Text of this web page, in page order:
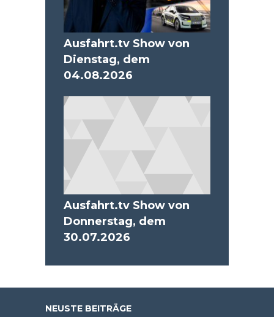
Ausfahrt.tv Show von
Dienstag, dem
04.08.2026
Ausfahrt.tv Show von
Donnerstag, dem
30.07.2026
NEUSTE BEITRÄGE